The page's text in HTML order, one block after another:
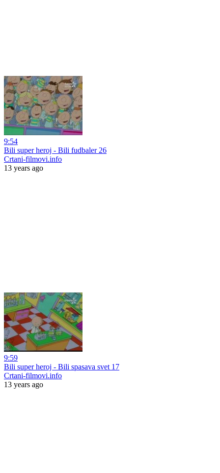
9:54
Bili super heroj - Bili fudbaler 26
Crtani-filmovi.info
13 years ago
9:59
Bili super heroj - Bili spasava svet 17
Crtani-filmovi.info
13 years ago